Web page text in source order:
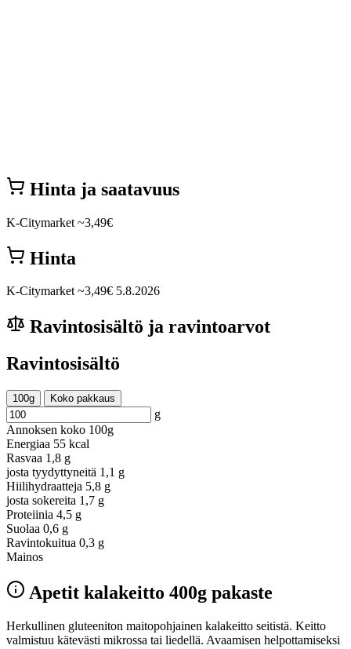
Hinta ja saatavuus
K-Citymarket ~3,49€
Hinta
K-Citymarket ~3,49€ 5.8.2026
Ravintosisältö ja ravintoarvot
Ravintosisältö
100g Koko pakkaus
g
Annoksen koko 100g
Energiaa 55 kcal
Rasvaa 1,8 g
josta tyydyttyneitä 1,1 g
Hiilihydraatteja 5,8 g
josta sokereita 1,7 g
Proteiinia 4,5 g
Suolaa 0,6 g
Ravintokuitua 0,3 g
Mainos
Apetit kalakeitto 400g pakaste
Herkullinen gluteeniton maitopohjainen kalakeitto seitistä. Keitto
valmistuu kätevästi mikrossa tai liedellä. Avaamisen helpottamiseksi